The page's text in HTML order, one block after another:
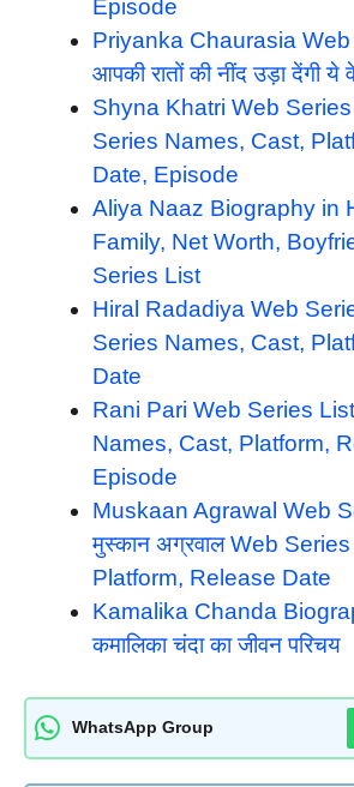
Episode
Priyanka Chaurasia
आपकी रातों की नींद उड़ा देंगी ये
Shyna Khatri Web
Series Names, Cast,
Date, Episode
Aliya Naaz Biography in
Family, Net Worth,
Series List
Hiral Radadiya Web
Series Names, Cast,
Date
Rani Pari Web Series
Names, Cast, Platform,
Episode
Muskaan Agrawal Web
मुस्कान अग्रवाल Web
Platform, Release Date
Kamalika Chanda
कमालिका चंदा का जीवन परिचय
WhatsApp Group